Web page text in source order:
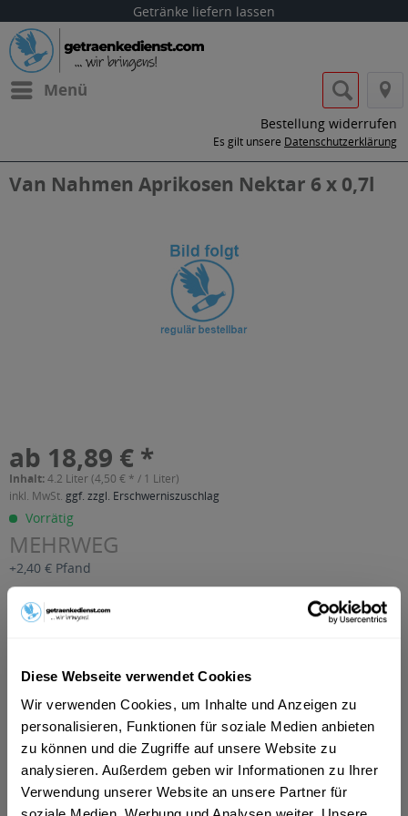
Diese Webseite verwendet Cookies
Wir verwenden Cookies, um Inhalte und Anzeigen zu
personalisieren, Funktionen für soziale Medien anbieten
zu können und die Zugriffe auf unsere Website zu
analysieren. Außerdem geben wir Informationen zu Ihrer
Verwendung unserer Website an unsere Partner für
Getränke liefern lassen
Menü
Bestellung widerrufen
Es gilt unsere Datenschutzerklärung
Van Nahmen Aprikosen Nektar 6 x 0,7l
ab 18,89 € *
Inhalt:4.2 Liter (4,50 € * / 1 Liter)
inkl. MwSt. ggf. zzgl. Erschwerniszuschlag
Vorrätig
MEHRWEG
+2,40 € Pfand
In denWarenkorb
Verfügbar in:
Beschreibung
mehr
"Van Nahmen Aprikosen Nektar 6 x 0,7l"
Geschmacksrichtung: